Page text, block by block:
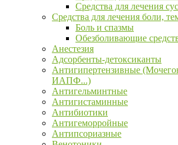
Средства для лечения
Средства для лечения боли,
Боль и спазмы
Обезболивающие
Анестезия
Адсорбенты-детоксиканты
Антигипертензивные
ИАПФ...)
Антигельминтные
Антигистаминные
Антибиотики
Антигеморройные
Антипсориазные